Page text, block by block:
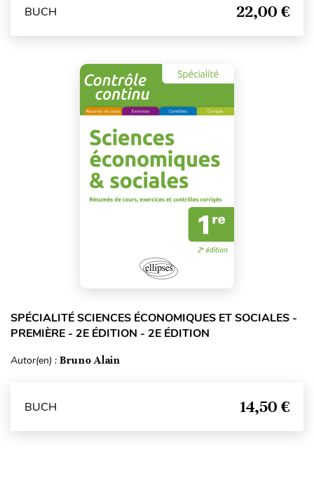
BUCH 22,00 €
SPÉCIALITÉ SCIENCES ÉCONOMIQUES ET SOCIALES -
PREMIÈRE - 2E ÉDITION - 2E ÉDITION
Autor(en) : Bruno Alain
BUCH 14,50 €